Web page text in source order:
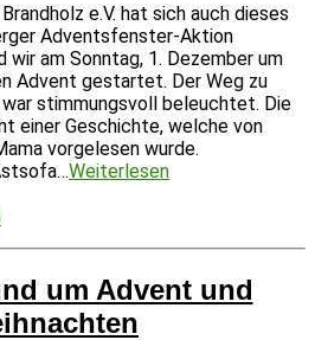
e.V. hat sich auch dieses
Adventsfenster-Aktion
wir am Sonntag, 1. Dezember um
Advent gestartet. Der Weg zu
stimmungsvoll beleuchtet. Die
einer Geschichte, welche von
vorgelesen wurde.
WeiterlesenIm
geöffnet
um Advent und